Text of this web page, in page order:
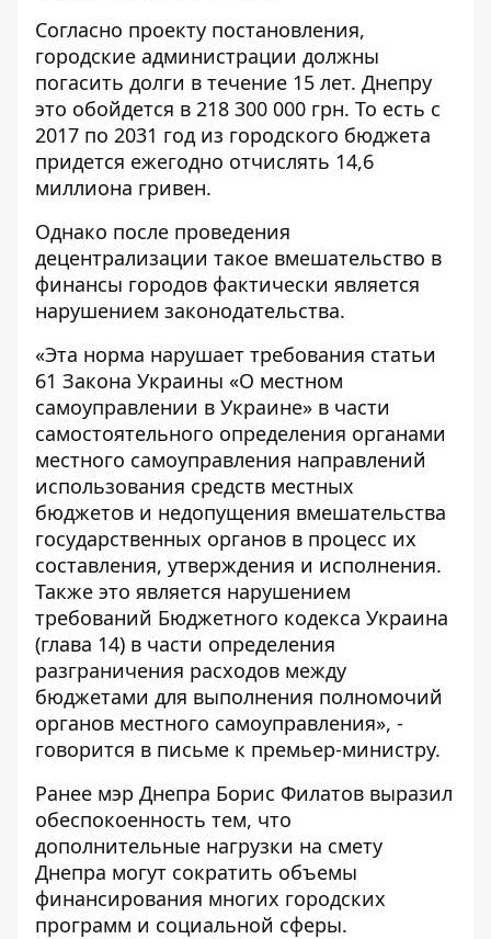
Согласно проекту постановления,
городские администрации должны
погасить долги в течение 15 лет. Днепру
это обойдется в 218 300 000 грн. То есть с
2017 по 2031 год из городского бюджета
придется ежегодно отчислять 14,6
миллиона гривен.
Однако после проведения
децентрализации такое вмешательство в
финансы городов фактически является
нарушением законодательства.
«Эта норма нарушает требования статьи
61 Закона Украины «О местном
самоуправлении в Украине» в части
самостоятельного определения органами
местного самоуправления направлений
использования средств местных
бюджетов и недопущения вмешательства
государственных органов в процесс их
составления, утверждения и исполнения.
Также это является нарушением
требований Бюджетного кодекса Украина
(глава 14) в части определения
разграничения расходов между
бюджетами для выполнения полномочий
органов местного самоуправления», -
говорится в письме к премьер-министру.
Ранее мэр Днепра Борис Филатов выразил
обеспокоенность тем, что
дополнительные нагрузки на смету
Днепра могут сократить объемы
финансирования многих городских
программ и социальной сферы.